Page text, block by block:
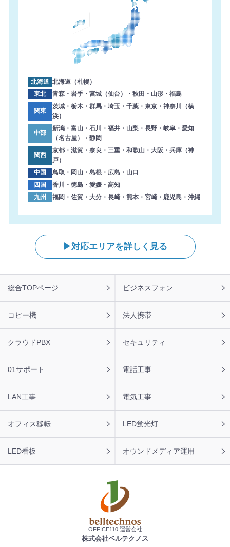
北海道 北海道（札幌）
東北
青森・岩手・宮城（仙台）・秋田・山形・福島
関東
茨城・栃木・群馬・埼玉・千葉・東京・神奈川（横
浜）
中部
新潟・富山・石川・福井・山梨・長野・岐阜・愛知
（名古屋）・静岡
関西
京都・滋賀・奈良・三重・和歌山・大阪・兵庫（神
戸）
中国
鳥取・岡山・島根・広島・山口
四国
香川・徳島・愛媛・高知
九州
福岡・佐賀・大分・長崎・熊本・宮崎・鹿児島・沖縄
対応エリアを詳しく見る
ッ
タ
総合TOPページ ビジネスフォン
コピー機 法人携帯
クラウドPBX セキュリティ
01サポート 電話工事
LAN工事 電気工事
オフィス移転 LED蛍光灯
LED看板 オウンドメディア運用
OFFICE110 運営会社
株式会社ベルテクノス